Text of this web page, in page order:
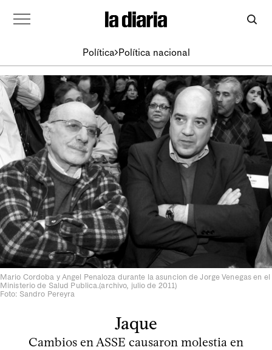
Política Política nacional
Mario Cordoba y Angel Penaloza durante la asuncion de Jorge Venegas en el
Ministerio de Salud Publica.(archivo, julio de 2011)
Foto: Sandro Pereyra
Jaque
Cambios en ASSE causaron molestia en